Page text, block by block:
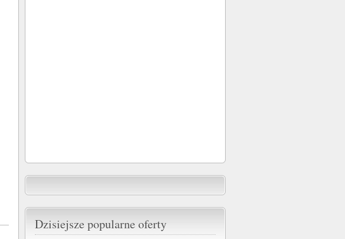
Dzisiejsze popularne oferty